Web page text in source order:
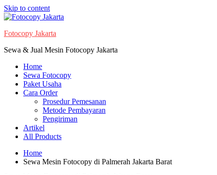
Skip to content
Fotocopy Jakarta
Sewa & Jual Mesin Fotocopy Jakarta
Home
Sewa Fotocopy
Paket Usaha
Cara Order
Prosedur Pemesanan
Metode Pembayaran
Pengiriman
Artikel
All Products
Home
Sewa Mesin Fotocopy di Palmerah Jakarta Barat